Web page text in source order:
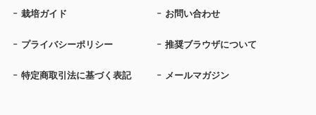
栽培ガイド お問い合わせ
プライバシーポリシー 推奨ブラウザについて
特定商取引法に基づく表記 メールマガジン